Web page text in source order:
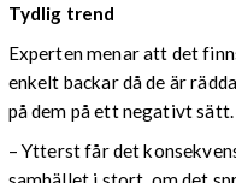
Tydlig trend
Experten menar att det
enkelt backar då de är
på dem på ett negativt sätt.
– Ytterst får det